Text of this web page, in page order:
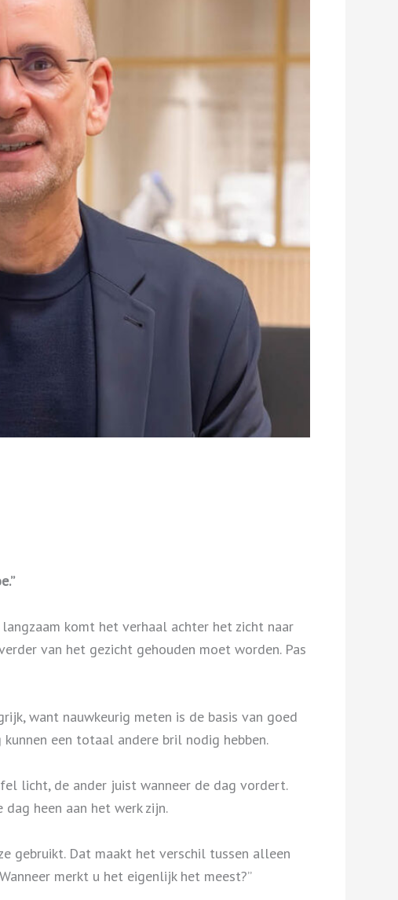
komt het verhaal achter het zicht naar
van het gezicht gehouden moet worden. Pas
want nauwkeurig meten is de basis van goed
een totaal andere bril nodig hebben.
licht, de ander juist wanneer de dag vordert.
heen aan het werk zijn.
gebruikt. Dat maakt het verschil tussen alleen
merkt u het eigenlijk het meest?”